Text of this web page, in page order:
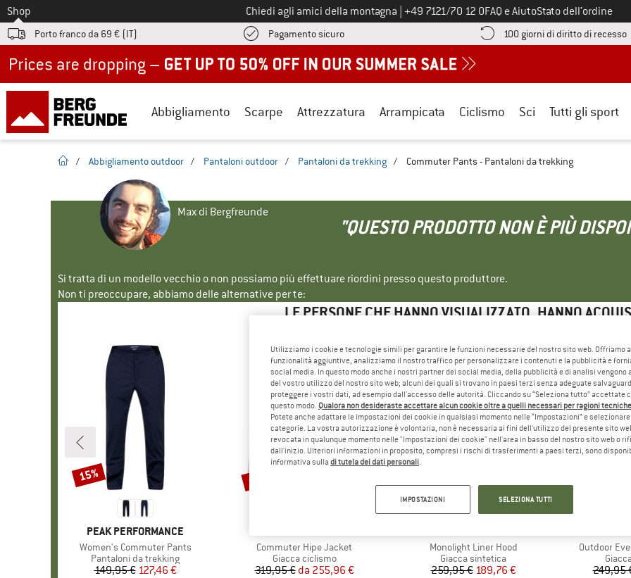
Allo
Shop Chiedi agli amici della montagna Chiamaci al numero
+49 7121/70 12 0FAQ e AiutoStato dell’ordine
Porto franco da 69 € (IT) Pagamento sicuroQui trovi le informazioni di pagamento! Si apre in una casella
100 giorni di diritto di recesso
Abbigliamento Scarpe Attrezzatura Arrampicata Ciclismo Sci Tutti gli sport
pagina iniziale
/ Abbigliamento outdoor / Pantaloni outdoor / Pantaloni da trekking / Commuter Pants - Pantaloni da trekking
Max di Bergfreunde
"QUESTO PRODOTTO NON È PIÙ
Si tratta di un modello vecchio o non possiamo più effettuare riordini presso questo produttore.
Non ti preoccupare, abbiamo delle alternative per te:
LE PERSONE CHE HANNO VISUALIZZATO, HANNO
MARCHIO
PEAK PERFORMANCE
Articolo
Women's Commuter Pants
Gruppo di prodotti
Pantaloni da trekking
Prezzo
149,95 €Prezzo ridotto
127,46 €
Sconto
15%
Articolo
Commuter Hipe Jacket
Gruppo di prodotti
Giacca ciclismo
Prezzo
319,95 € Prezzo ridotto
da 255,96 €
Sconto
fino al 20%
Articolo
Monolight Liner Hood
Gruppo di prodotti
Giacca sintetica
Prezzo
259,95 €Prezzo ridotto
189,76 €
Articolo
Outdoor
249,95
Utilizziamo i cookie e tecnologie simili per garantire le funzioni necessarie del nostro sito web. Offriamo
funzionalità aggiuntive, analizziamo il nostro traffico per personalizzare i contenuti e la pubblicità e
social media. In questo modo anche i nostri partner dei social media, della pubblicità e di analisi vengono
del vostro utilizzo del nostro sito web; alcuni dei quali si trovano in paesi terzi senza adeguate
proteggere i vostri dati, ad esempio dall'accesso delle autorità. Cliccando su “Seleziona tutto” accettate
questo modo. Qualora non desideraste accettare alcun cookie oltre a quelli necessari per ragioni
Potete anche adattare le impostazioni dei cookie in qualsiasi momento nelle “Impostazioni” e
categorie. La vostra autorizzazione è volontaria, non è necessaria ai fini dell'utilizzo del presente sito
revocata in qualunque momento nelle "Impostazioni dei cookie" nell'area in basso del nostro sito web o
dall'inizio. Ulteriori informazioni in proposito, compresi i rischi di trasferimenti a paesi terzi, sono
informativa sulla di tutela dei dati personali.
IMPOSTAZIONI SELEZIONA TUTTI